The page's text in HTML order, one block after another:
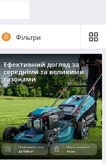
0 Фільтри